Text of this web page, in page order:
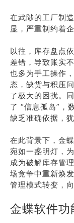
在武陟的工厂制
显，严重制约着
以往，库存盘点
差错，导致账实
也多为手工操作
态，缺货与积压
了极大的困扰。
了 “信息孤岛”，
缺乏准确依据，
在此背景下，金
宛如一盏明灯，
成为破解库存管
场竞争中重新焕
管理模式转变，
金蝶软件功